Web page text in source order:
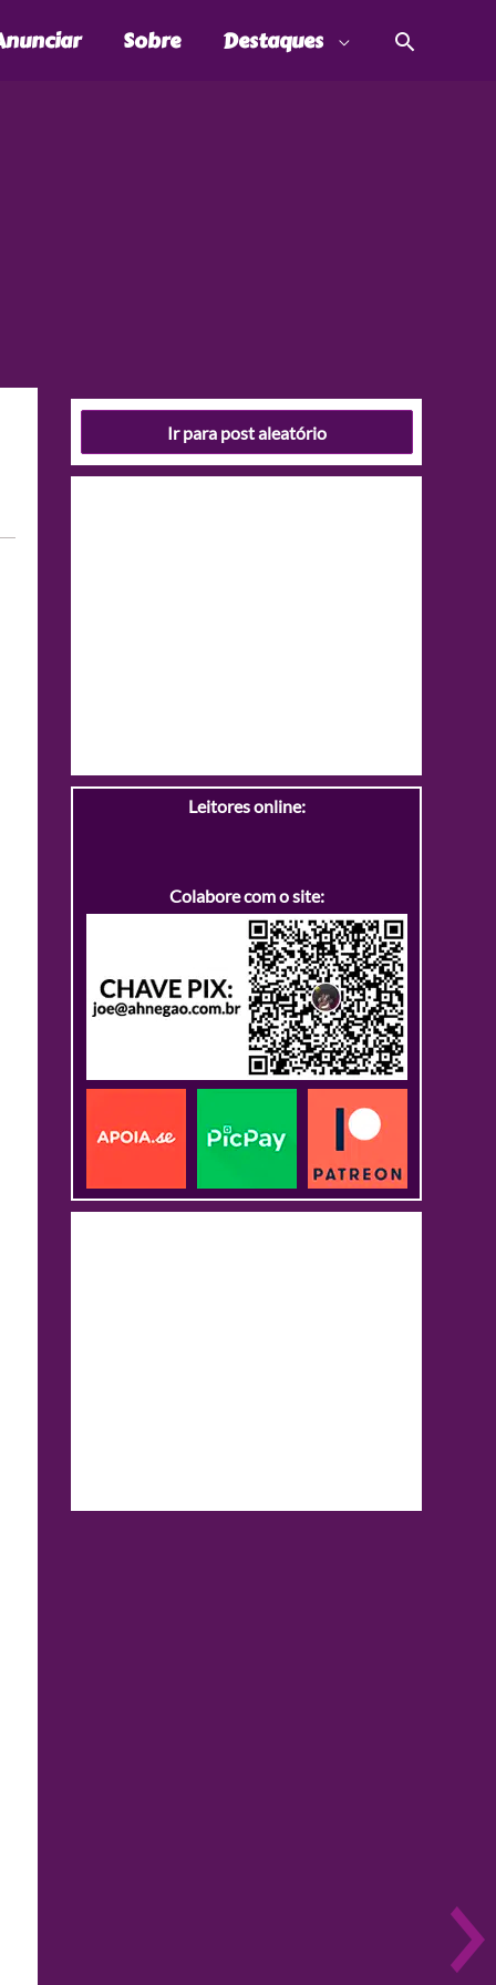
Sobre Destaques
Ir para post aleatório
Leitores online:
Colabore com o site: